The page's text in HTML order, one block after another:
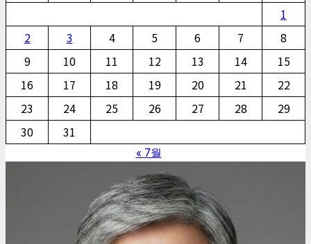
1
2
3 4 5 6 7
8
9
10 11 12 13 14
15
16
17 18 19 20 21
22
23
24 25 26 27 28
29
30
31
« 7월